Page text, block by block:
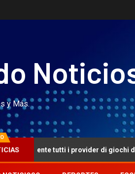
y Más.
tutti i provider di giochi da bisca